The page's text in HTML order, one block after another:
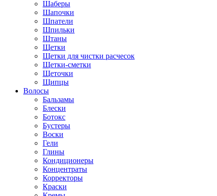
Шаберы
Шапочки
Шпатели
Шпильки
Штаны
Щетки
Щетки для чистки расчесок
Щетки-сметки
Щеточки
Щипцы
Волосы
Бальзамы
Блески
Ботокс
Бустеры
Воски
Гели
Глины
Кондиционеры
Концентраты
Корректоры
Краски